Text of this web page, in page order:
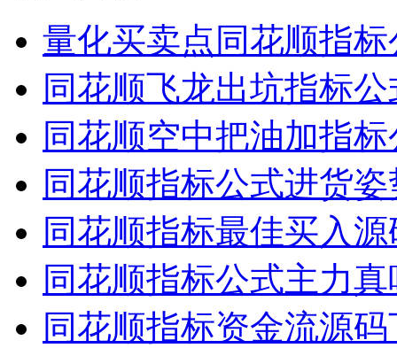
量化买卖点同花顺指
同花顺飞龙出坑指标
同花顺空中把油加指
同花顺指标公式进货
同花顺指标最佳买入
同花顺指标公式主力
同花顺指标资金流源